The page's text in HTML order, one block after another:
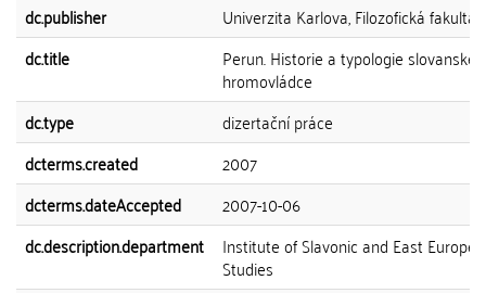
dc.publisher
Univerzita Karlova, Filozofická fakulta
dc.title
Perun. Historie a typologie
hromovládce
dc.type
dizertační práce
dcterms.created
2007
dcterms.dateAccepted
2007-10-06
dc.description.department
Institute of Slavonic and East
Studies